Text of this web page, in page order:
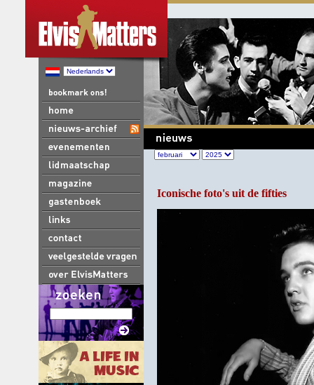
Iconische foto's uit de fifties